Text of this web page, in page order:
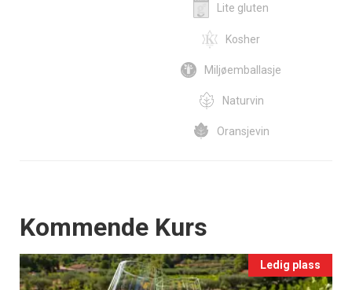
Lite gluten
Kosher
Miljøemballasje
Naturvin
Oransjevin
Events
Kommende Kurs
Ledig plass